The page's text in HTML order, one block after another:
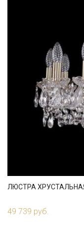
ЛЮСТРА ХРУСТАЛЬНАЯ
49 739 руб.